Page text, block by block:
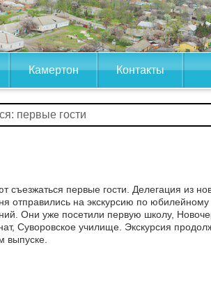
Камертон Контакты
первые гости
съезжаться первые гости. Делегация из
отправились на экскурсию по юбилейному
Они ужепосетили первую школу,
Суворовское училище. Экскурсия
выпуске.